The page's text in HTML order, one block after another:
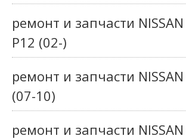
ремонт и запчасти NISSAN
P12 (02-)
ремонт и запчасти NISSAN
(07-10)
ремонт и запчасти NISSAN